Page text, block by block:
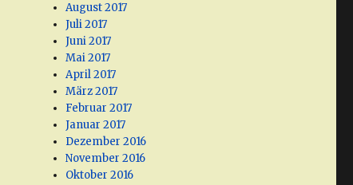
August 2017
Juli 2017
Juni 2017
Mai 2017
April 2017
März 2017
Februar 2017
Januar 2017
Dezember 2016
November 2016
Oktober 2016